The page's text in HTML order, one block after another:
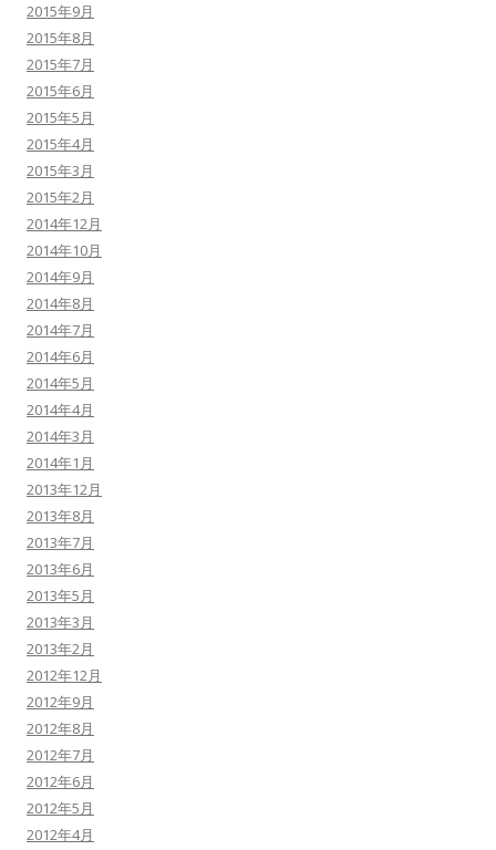
2015年9月
2015年8月
2015年7月
2015年6月
2015年5月
2015年4月
2015年3月
2015年2月
2014年12月
2014年10月
2014年9月
2014年8月
2014年7月
2014年6月
2014年5月
2014年4月
2014年3月
2014年1月
2013年12月
2013年8月
2013年7月
2013年6月
2013年5月
2013年3月
2013年2月
2012年12月
2012年9月
2012年8月
2012年7月
2012年6月
2012年5月
2012年4月